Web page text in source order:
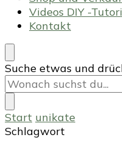
Videos DIY -
Kontakt
Suchst
du
nach
etwas?
Suche etwas und
Start unikate
Schlagwort